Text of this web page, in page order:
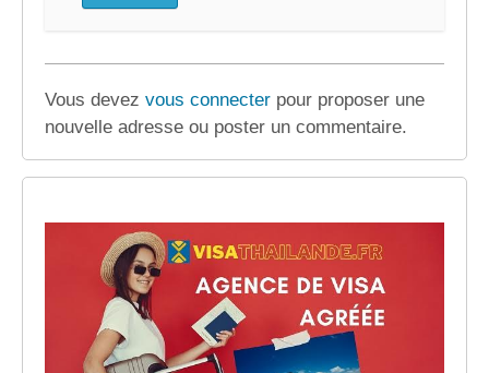
Vous devez vous connecter pour proposer une
nouvelle adresse ou poster un commentaire.